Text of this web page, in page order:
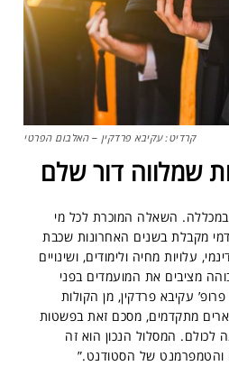
קרדיט: עקיבא פרדקין – האלבום הפרטי
שמלווה דור שלם
במכללה. השאלה המוכרת לכל מי
מקבלת בשנים האחרונות שכבת
עלויות מחיה ולימודים, ושינויים
מציבים את המועמדים בפני
עקיבא פרדקין, מן הקולות
מתקדמים, מסכם זאת בפשטות
לכולם. המסלול הנכון הוא זה
של הסטודנט.”